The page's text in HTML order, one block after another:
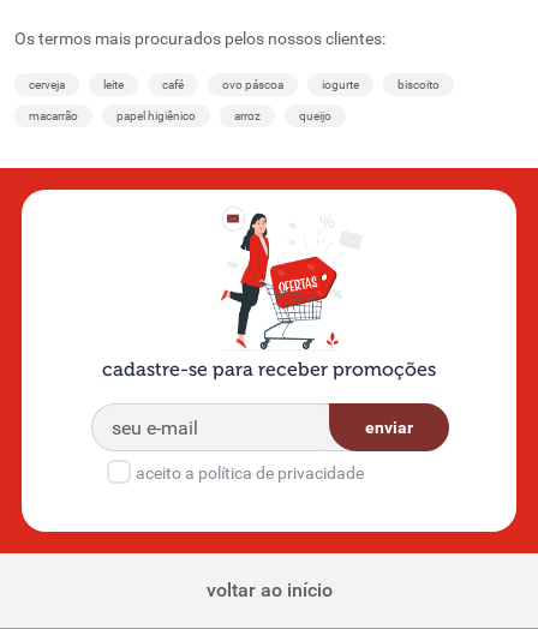
Os termos mais procurados pelos nossos clientes:
cerveja leite café ovo páscoa iogurte biscoito
macarrão papel higiênico arroz queijo
cadastre-se para receber promoções
enviar
aceito a política de privacidade
voltar ao início